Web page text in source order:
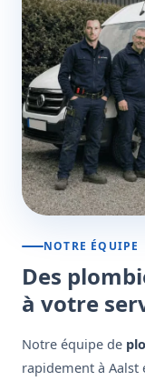
NOTRE ÉQUIPE
Des
à votre
Notre équipe de
rapidement à Aalst